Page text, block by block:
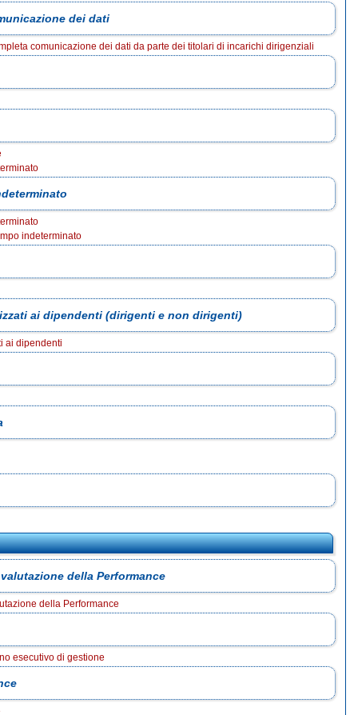
dei dati
comunicazione dei dati da parte dei titolari di incarichi dirigenziali
indeterminato
ai dipendenti (dirigenti e non dirigenti)
ai dipendenti
della Performance
della Performance
esecutivo di gestione